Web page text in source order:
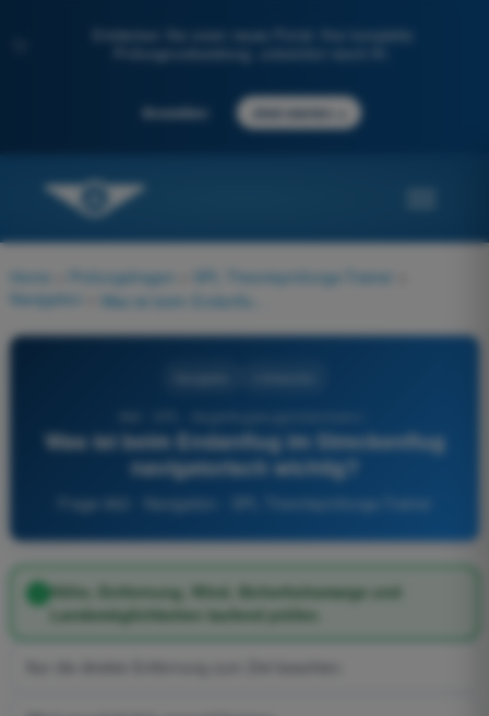
Entdecken Sie unser neues Portal: Ihre komplette
Prüfungsvorbereitung, unterstützt durch KI.
Anmelden Jetzt starten
Home Prüfungsfragen SPL Theorieprüfungs-Trainer
Navigation
Was ist beim Endanflug im Streckenflug
navigatorisch wichtig?
Frage 662 - Navigation - SPL Theorieprüfungs-Trainer
Höhe, Entfernung, Wind, Sicherheitsmarge und
Landemöglichkeiten laufend prüfen.